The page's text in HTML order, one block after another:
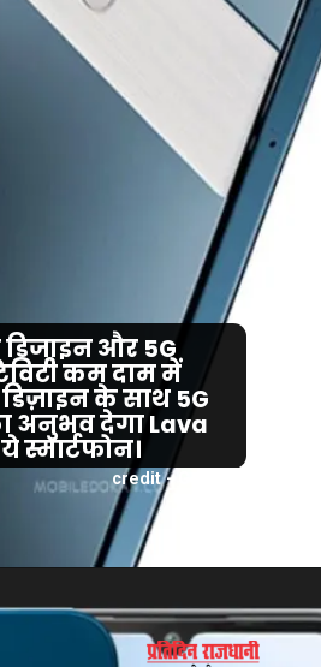
credit - Google
डिजाइन और 5G
कम दाम में
के साथ 5G
अनुभव देगा Lava
स्मार्टफोन।